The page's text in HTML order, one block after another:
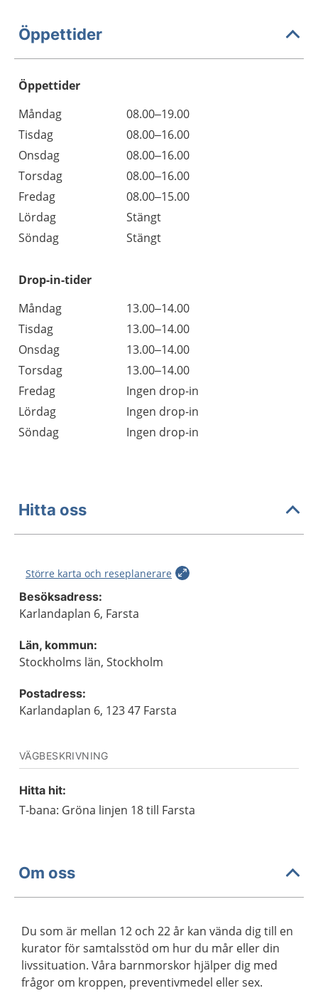
Öppettider
Öppettider
Dag
Öppettider
Kommentarer
Måndag
08.00–19.00
Tisdag
08.00–16.00
Onsdag
08.00–16.00
Torsdag
08.00–16.00
Fredag
08.00–15.00
Lördag
Stängt
Söndag
Stängt
Drop-in-tider
Måndag
13.00–14.00
Tisdag
13.00–14.00
Onsdag
13.00–14.00
Torsdag
13.00–14.00
Fredag
Ingen drop-in
Lördag
Ingen drop-in
Söndag
Ingen drop-in
Hitta oss
Större karta och reseplanerare
Besöksadress:
Karlandaplan 6, Farsta
Län, kommun:
Stockholms län, Stockholm
Postadress:
Karlandaplan 6, 123 47 Farsta
VÄGBESKRIVNING
Hitta hit:
T-bana: Gröna linjen 18 till Farsta
Om oss
Du som är mellan 12 och 22 år kan vända dig till en
kurator för samtalsstöd om hur du mår eller din
livssituation. Våra barnmorskor hjälper dig med
frågor om kroppen, preventivmedel eller sex.